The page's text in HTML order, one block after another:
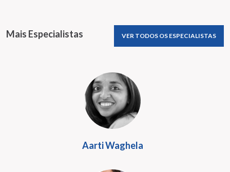
Mais Especialistas VER TODOS OS ESPECIALISTAS
Aarti Waghela